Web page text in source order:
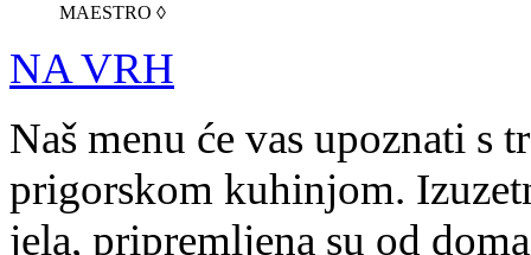
MAESTRO ◊
NA VRH
Naš menu će vas upoznati s
prigorskom kuhinjom.
jela, pripremljena su od